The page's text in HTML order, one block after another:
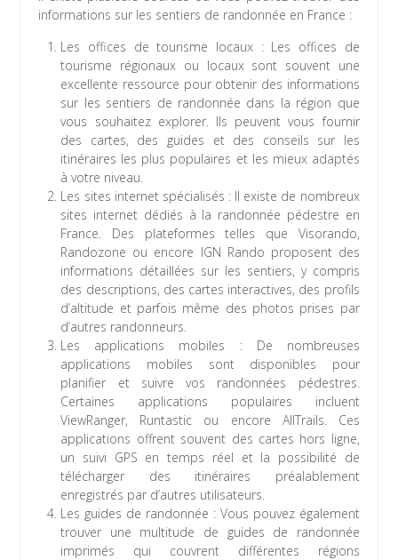
informations sur les sentiers de randonnée en France :
Les offices de tourisme locaux : Les offices de
tourisme régionaux ou locaux sont souvent une
excellente ressource pour obtenir des informations
sur les sentiers de randonnée dans la région que
vous souhaitez explorer. Ils peuvent vous fournir
des cartes, des guides et des conseils sur les
itinéraires les plus populaires et les mieux adaptés
à votre niveau.
Les sites internet spécialisés : Il existe de nombreux
sites internet dédiés à la randonnée pédestre en
France. Des plateformes telles que Visorando,
Randozone ou encore IGN Rando proposent des
informations détaillées sur les sentiers, y compris
des descriptions, des cartes interactives, des profils
d’altitude et parfois même des photos prises par
d’autres randonneurs.
Les applications mobiles : De nombreuses
applications mobiles sont disponibles pour
planifier et suivre vos randonnées pédestres.
Certaines applications populaires incluent
ViewRanger, Runtastic ou encore AllTrails. Ces
applications offrent souvent des cartes hors ligne,
un suivi GPS en temps réel et la possibilité de
télécharger des itinéraires préalablement
enregistrés par d’autres utilisateurs.
Les guides de randonnée : Vous pouvez également
trouver une multitude de guides de randonnée
imprimés qui couvrent différentes régions